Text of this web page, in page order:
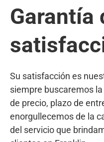
Garantía
Su satisfacción es
siempre buscaremos
de precio, plazo de
enorgullecemos de la
del servicio que